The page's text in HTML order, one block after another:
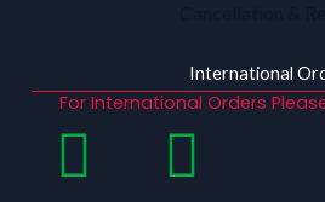
International
For International Orders